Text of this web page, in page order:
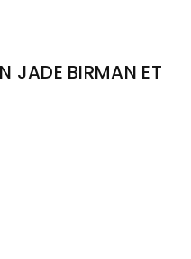
JADE BIRMAN ET